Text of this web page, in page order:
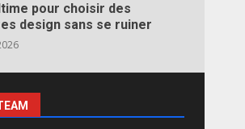
pour choisir des
design sans se ruiner